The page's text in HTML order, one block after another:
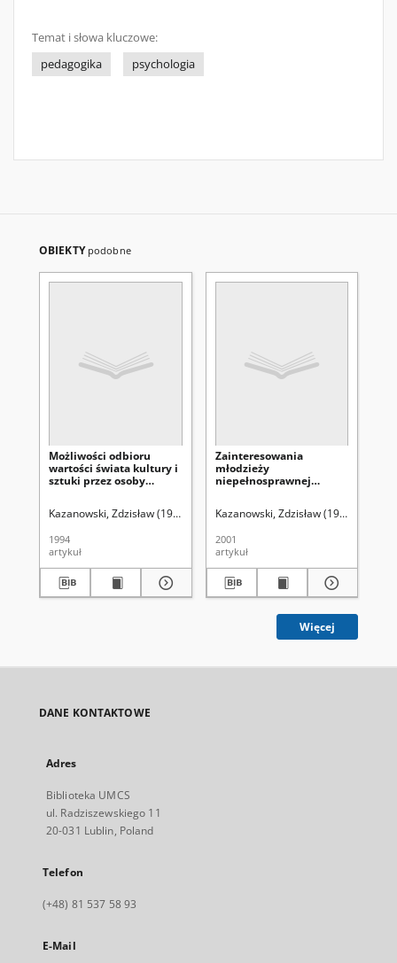
Temat i słowa kluczowe:
pedagogika
psychologia
OBIEKTY podobne
Możliwości odbioru
wartości świata kultury i
sztuki przez osoby
literatury przedmiotu
Kazanowski, Zdzisław (1966- ). Uniwersytet Marii Curie-Skłodowskiej
1994
artykuł
Zainteresowania
młodzieży
niepełnosprawnej
badań
Kazanowski, Zdzisław (1966- ).
2001
artykuł
Więcej
DANE KONTAKTOWE
Adres
Biblioteka UMCS
ul. Radziszewskiego 11
20-031 Lublin, Poland
Telefon
(+48) 81 537 58 93
E-Mail